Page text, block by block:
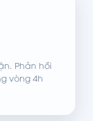
Phản hồi
vòng 4h